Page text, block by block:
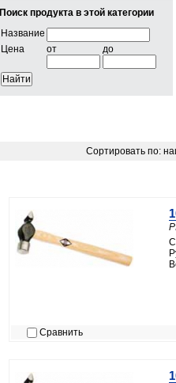
Поиск продукта в этой категории
Название
Цена
от до
Сортировать по:
Сравнить